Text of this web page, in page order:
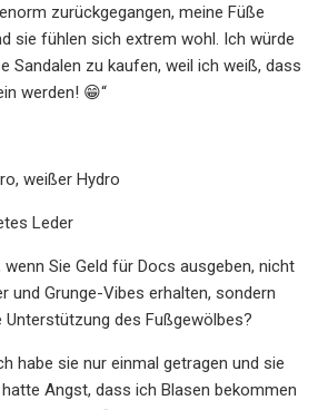
zurückgegangen, meine Füße
sie fühlen sich extrem wohl. Ich würde
Sandalen zu kaufen, weil ich weiß, dass
werden! 😁“
weißer Hydro
Leder
Sie Geld für Docs ausgeben, nicht
und Grunge-Vibes erhalten, sondern
des Fußgewölbes?
habe sie nur einmal getragen und sie
Angst, dass ich Blasen bekommen